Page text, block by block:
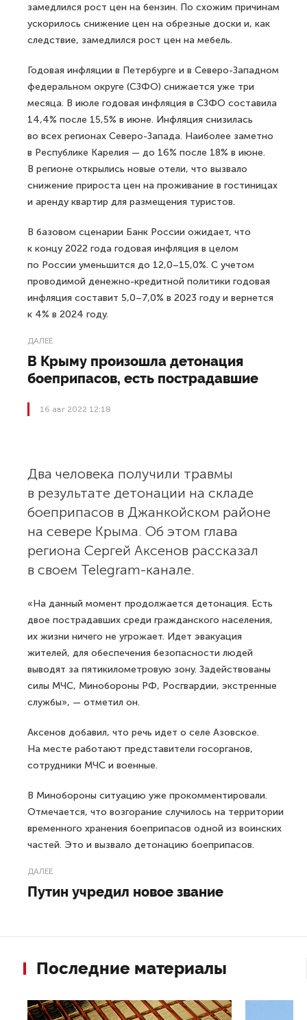
замедлился рост цен на бензин. По схожим причинам
ускорилось снижение цен на обрезные доски и, как
следствие, замедлился рост цен на мебель.
Годовая инфляции в Петербурге и в Северо-Западном
федеральном округе (СЗФО) снижается уже три
месяца. В июле годовая инфляция в СЗФО составила
14,4% после 15,5% в июне. Инфляция снизилась
во всех регионах Северо-Запада. Наиболее заметно
в Республике Карелия — до 16% после 18% в июне.
В регионе открылись новые отели, что вызвало
снижение прироста цен на проживание в гостиницах
и аренду квартир для размещения туристов.
В базовом сценарии Банк России ожидает, что
к концу 2022 года годовая инфляция в целом
по России уменьшится до 12,0–15,0%. С учетом
проводимой денежно-кредитной политики годовая
инфляция составит 5,0–7,0% в 2023 году и вернется
к 4% в 2024 году.
ДАЛЕЕ
В Крыму произошла детонация
боеприпасов, есть пострадавшие
16 авг 2022 12:18
Два человека получили травмы
в результате детонации на складе
боеприпасов в Джанкойском районе
на севере Крыма. Об этом глава
региона Сергей Аксенов рассказал
в своем Telegram-канале.
«На данный момент продолжается детонация. Есть
двое пострадавших среди гражданского населения,
их жизни ничего не угрожает. Идет эвакуация
жителей, для обеспечения безопасности людей
выводят за пятикилометровую зону. Задействованы
силы МЧС, Минобороны РФ, Росгвардии, экстренные
службы», — отметил он.
Аксенов добавил, что речь идет о селе Азовское.
На месте работают представители госорганов,
сотрудники МЧС и военные.
В Минобороны ситуацию уже прокомментировали.
Отмечается, что возгорание случилось на территории
временного хранения боеприпасов одной из воинских
частей. Это и вызвало детонацию боеприпасов.
ДАЛЕЕ
Путин учредил новое звание
Последние материалы